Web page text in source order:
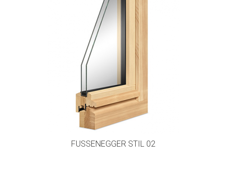
FUSSENEGGER STIL 02